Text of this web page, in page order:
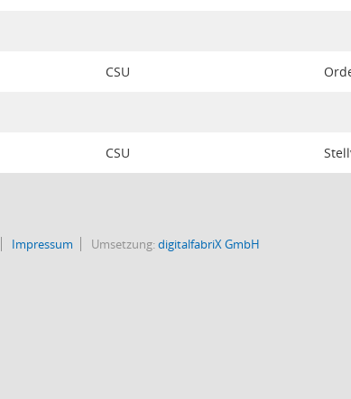
CSU
CSU
Impressum Umsetzung:digitalfabriX GmbH